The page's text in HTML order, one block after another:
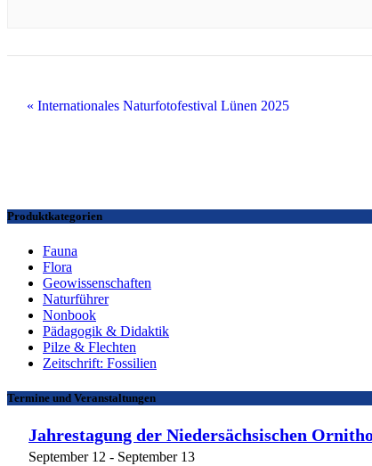
« Internationales Naturfotofestival Lünen 2025
Produktkategorien
Fauna
Flora
Geowissenschaften
Naturführer
Nonbook
Pädagogik & Didaktik
Pilze & Flechten
Zeitschrift: Fossilien
Termine und Veranstaltungen
Jahrestagung der Niedersächsischen
September 12 - September 13